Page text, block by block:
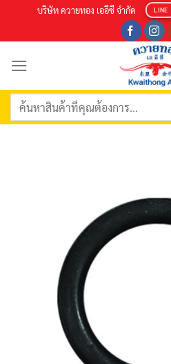
content
บริษัท ควายทอง เออีซี จำกัด LINE
ค้นหา: